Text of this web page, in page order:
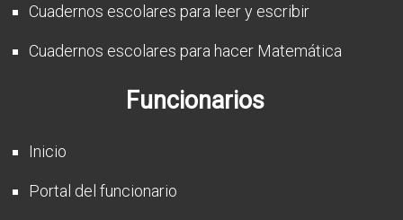
Documentos
Cuadernos escolares para leer y escribir
Cuadernos escolares para hacer Matemática
Funcionarios
Inicio
Portal del funcionario